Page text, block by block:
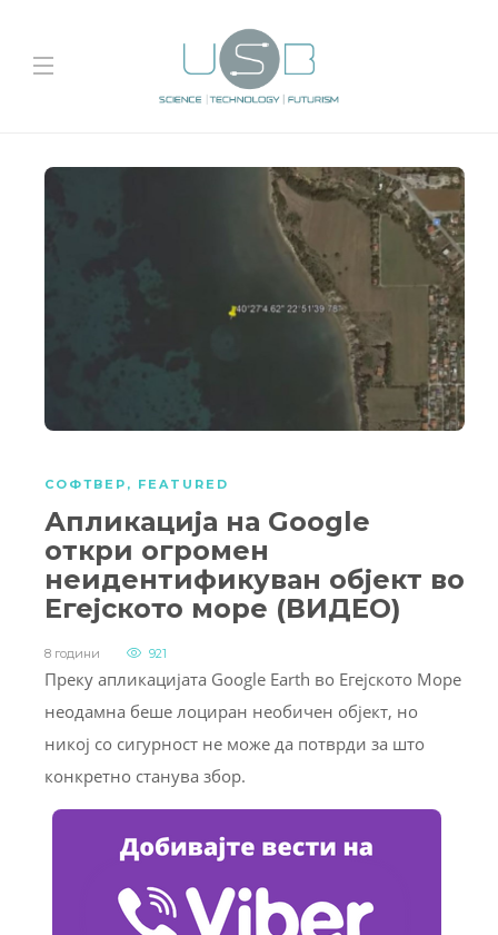
СОФТВЕР , FEATURED
Апликација на Google
откри огромен
неидентификуван објект во
Егејското море (ВИДЕО)
8 години 921
Преку апликацијата Google Earth во Егејското Море
неодамна беше лоциран необичен објект, но
никој со сигурност не може да потврди за што
конкретно станува збор.